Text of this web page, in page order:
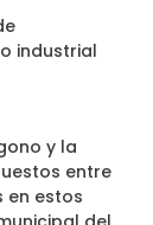
industrial
y la
entre
en estos